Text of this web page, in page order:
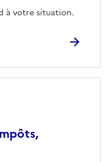
à votre situation.